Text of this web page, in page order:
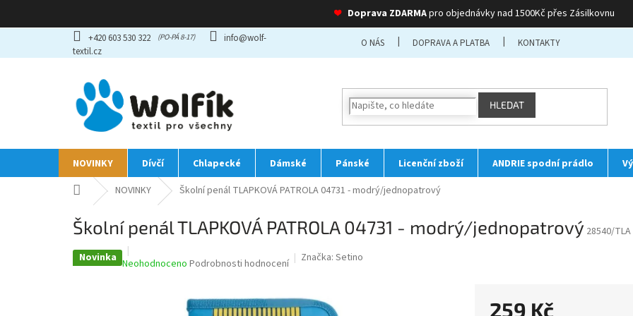
❤ Doprava ZDARMApro objednávky nad 1500Kč přes Zásilkovnu
obsah
+420 603 530 322
info@wolf-
textil.cz
O NÁS DOPRAVA A PLATBA KONTAKTY
HLEDAT
NOVINKY Dívčí Chlapecké Dámské Pánské Licenční zboží ANDRIE spodní prádlo
Domů NOVINKY Školní penál TLAPKOVÁ PATROLA 04731 - modrý/jednopatrový
Školní penál TLAPKOVÁ PATROLA 04731 - modrý/jednopatrový 28540/TLA
Novinka Průměrné
Neohodnoceno Podrobnosti hodnocení Značka: Setino
259 Kč